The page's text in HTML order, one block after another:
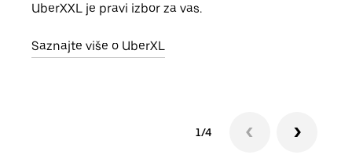
UberXXL je pravi izbor za vas.
Saznajte više o UberXL
1/4